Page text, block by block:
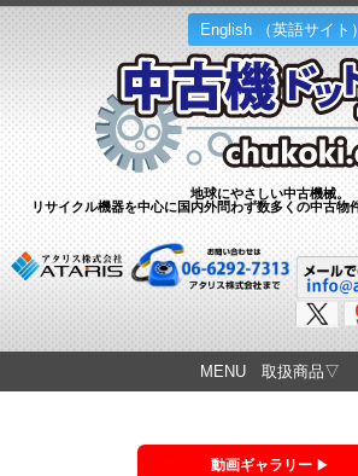
English （英語サイト）
地球にやさしい中古機械。
リサイクル機器を中心に国内外問わず数多くの中古物
MENU 取扱商品▽
動画ギャラリー